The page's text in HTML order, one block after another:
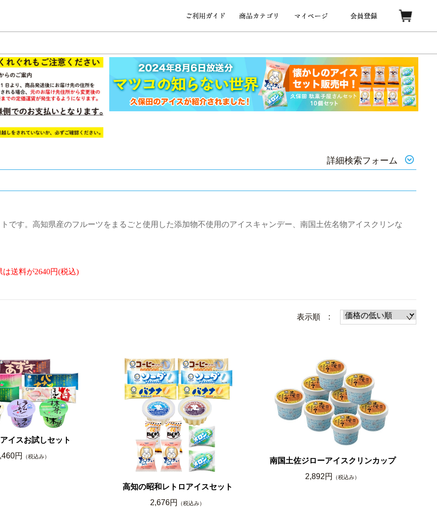
詳細検索フォーム
です。 高知県産のフルーツをまるごと使用した添加物不使用のアイスキャンデー、南国土佐名物アイスクリンな
送料が2640円(税込)
表示順 :
イスお試しセット
円
（税込み）
高知の昭和レトロアイスセット
2,676円
（税込み）
南国土佐ジローアイスクリンカップ
2,892円
（税込み）